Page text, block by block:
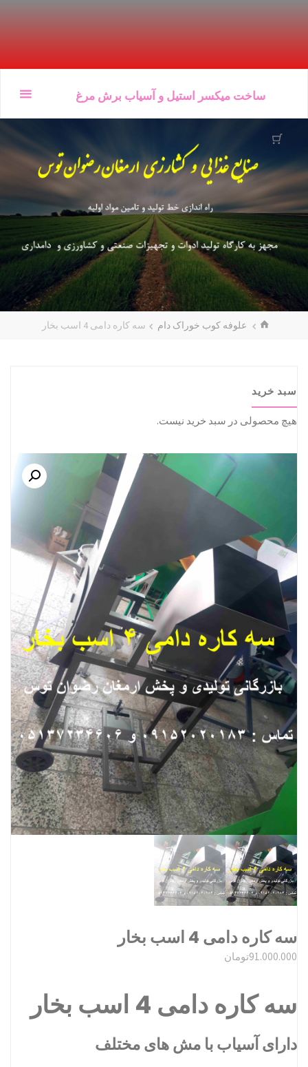
ساخت میکسر استیل و آسیاب برش مرغ
خانهعلوفه کوب خوراک دام سه کاره دامی 4 اسب بخار
سبد خرید
هیچ محصولی در سبد خرید نیست.
سه کاره دامی 4 اسب بخار
91.000.000تومان
سه کاره دامی 4 اسب بخار
دارای آسیاب با مش های مختلف